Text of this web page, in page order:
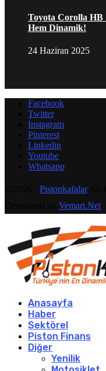
Toyota Corolla
Hem Dinamik!
24 Haziran 2025
Facebook
Twitter
Instagram
Pinterest
Linkedin
Youtube
Whatsapp
PistonkafalarAll
Vemart.Net
Anasayfa
Haber
Sektörel
Piston Finans
Diğer
Yenilik